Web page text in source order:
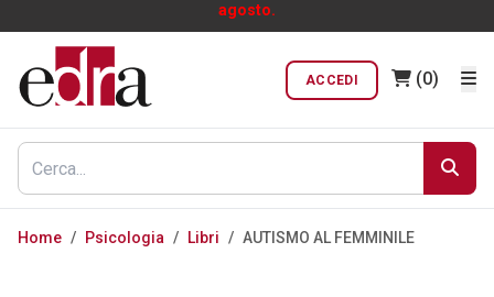
agosto.
ACCEDI (0)
Home / Psicologia / Libri / AUTISMO AL FEMMINILE